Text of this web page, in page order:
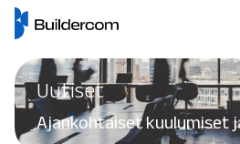
Uutiset
Ajankohtaiset kuulumiset